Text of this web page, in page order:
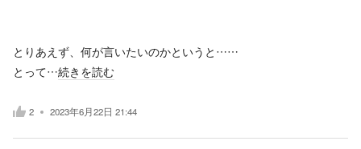
とりあえず、何が言いたいのかというと……
とって…続きを読む
2 2023年6月22日 21:44